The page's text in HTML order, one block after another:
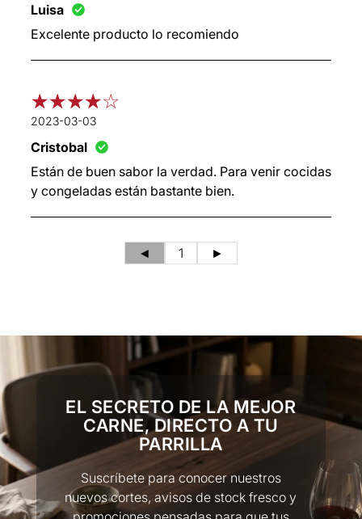
Luisa
Excelente producto lo recomiendo
2023-03-03
Cristobal
Están de buen sabor la verdad. Para venir cocidas
y congeladas están bastante bien.
◄ 1 ►
EL SECRETO DE LA MEJOR
CARNE, DIRECTO A TU
PARRILLA
Suscríbete para conocer nuestros
nuevos cortes, avisos de stock fresco y